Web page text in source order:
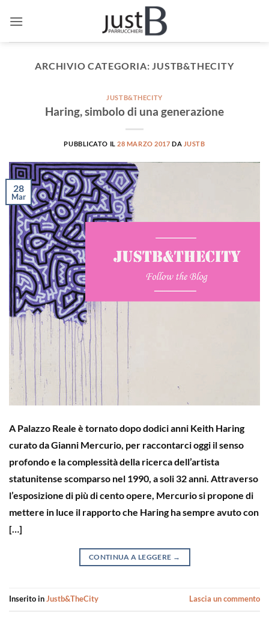
contenuti
ARCHIVIO CATEGORIA:JUSTB&THECITY
JUSTB&THECITY
Haring, simbolo di una generazione
PUBBLICATO IL28 MARZO 2017 DA JUSTB
28
Mar
A Palazzo Reale è tornato dopo dodici anni Keith Haring
curato da Gianni Mercurio, per raccontarci oggi il senso
profondo e la complessità della ricerca dell’artista
statunitense scomparso nel 1990, a soli 32 anni. Attraverso
l’esposizione di più di cento opere, Mercurio si propone di
mettere in luce il rapporto che Haring ha sempre avuto con
[…]
CONTINUA A LEGGERE →
Inserito inJustb&TheCity Lascia un commento